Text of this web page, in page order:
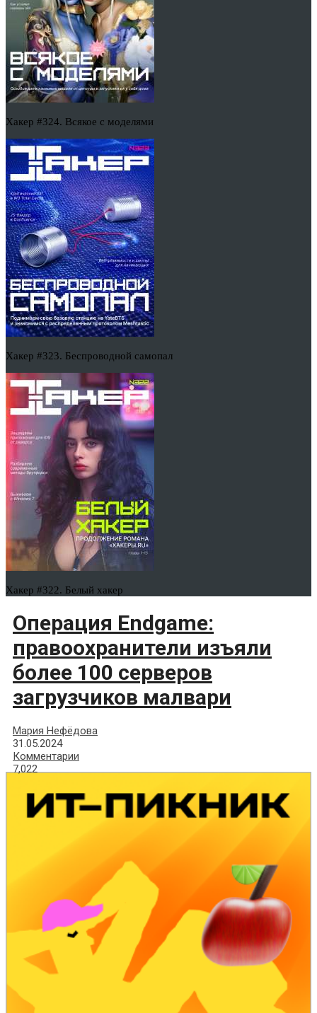
Хакер #324. Всякое с моделями
Хакер #323. Беспроводной самопал
Хакер #322. Белый хакер
Операция Endgame:
правоохранители изъяли
более 100 серверов
загрузчиков малвари
Мария Нефёдова
31.05.2024
Комментарии
7,022